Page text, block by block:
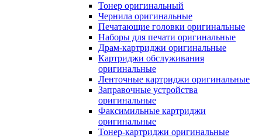
Тонер оригинальный
Чернила оригинальные
Печатающие головки оригинальные
Наборы для печати оригинальные
Драм-картриджи оригинальные
Картриджи обслуживания
оригинальные
Ленточные картриджи оригинальные
Заправочные устройства
оригинальные
Факсимильные картриджи
оригинальные
Тонер-картриджи оригинальные